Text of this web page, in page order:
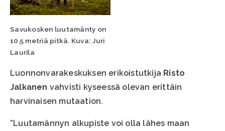
Savukosken luutamänty on
10,5 metriä pitkä. Kuva: Juri
Laurila
Luonnonvarakeskuksen erikoistutkija Risto
Jalkanen vahvisti kyseessä olevan erittäin
harvinaisen mutaation.
”Luutamännyn alkupiste voi olla lähes maan